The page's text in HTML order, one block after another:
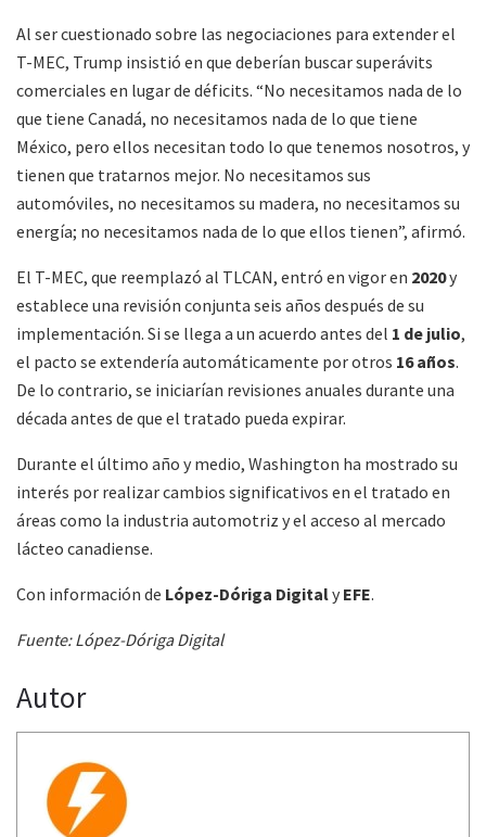
Al ser cuestionado sobre las negociaciones para extender el
T-MEC, Trump insistió en que deberían buscar superávits
comerciales en lugar de déficits. “No necesitamos nada de lo
que tiene Canadá, no necesitamos nada de lo que tiene
México, pero ellos necesitan todo lo que tenemos nosotros, y
tienen que tratarnos mejor. No necesitamos sus
automóviles, no necesitamos su madera, no necesitamos su
energía; no necesitamos nada de lo que ellos tienen”, afirmó.
El T-MEC, que reemplazó al TLCAN, entró en vigor en 2020y
establece una revisión conjunta seis años después de su
implementación. Si se llega a un acuerdo antes del 1 de julio,
el pacto se extendería automáticamente por otros 16 años.
De lo contrario, se iniciarían revisiones anuales durante una
década antes de que el tratado pueda expirar.
Durante el último año y medio, Washington ha mostrado su
interés por realizar cambios significativos en el tratado en
áreas como la industria automotriz y el acceso al mercado
lácteo canadiense.
Con información de López-Dóriga Digitaly EFE.
Fuente: López-Dóriga Digital
Autor